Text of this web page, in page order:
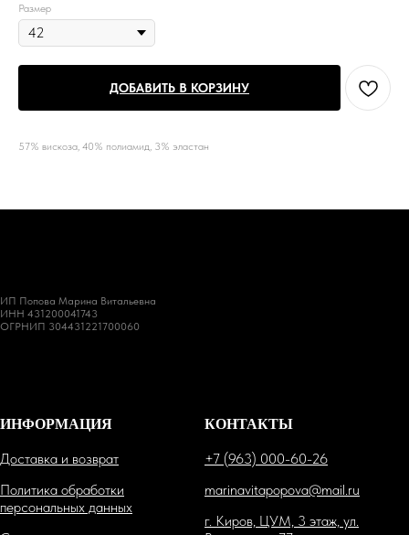
Размер
ДОБАВИТЬ В КОРЗИНУ
57% вискоза, 40% полиамид, 3% эластан
ИП Попова Марина Витальевна
ИНН 431200041743
ОГРНИП 304431221700060
ИНФОРМАЦИЯ
Доставка и возврат
Политика обработки
персональных данных
КОНТАКТЫ
+7 (963) 000-60-26
marinavitapopova@mail.ru
г. Киров, ЦУМ, 3 этаж, ул.